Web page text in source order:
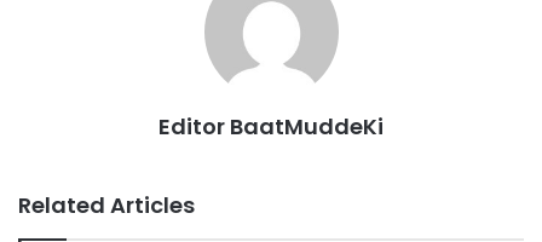
Editor BaatMuddeKi
Related Articles